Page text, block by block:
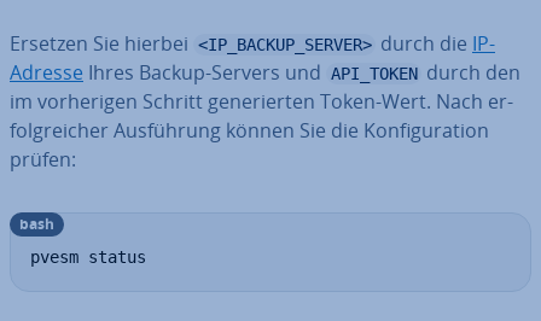
Ersetzen Sie hierbei <IP_BACKUP_SERVER> durch die IP-
Adresse Ihres Backup-Servers und API_TOKEN durch den
im vor­he­ri­gen Schritt ge­ne­rier­ten Token-Wert. Nach er­
folg­rei­cher Aus­füh­rung können Sie die Kon­fi­gu­ra­ti­on
prüfen:
pvesm status
bash